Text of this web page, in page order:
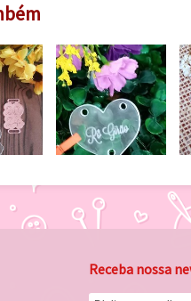
Receba nossa